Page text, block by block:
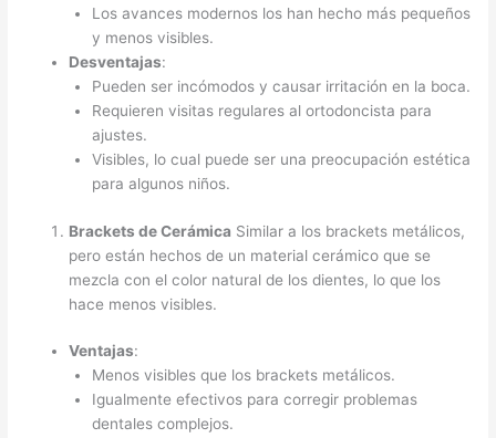
Los avances modernos los han hecho más pequeños
y menos visibles.
Desventajas:
Pueden ser incómodos y causar irritación en la boca.
Requieren visitas regulares al ortodoncista para
ajustes.
Visibles, lo cual puede ser una preocupación estética
para algunos niños.
Brackets de Cerámica Similar a los brackets metálicos,
pero están hechos de un material cerámico que se
mezcla con el color natural de los dientes, lo que los
hace menos visibles.
Ventajas:
Menos visibles que los brackets metálicos.
Igualmente efectivos para corregir problemas
dentales complejos.